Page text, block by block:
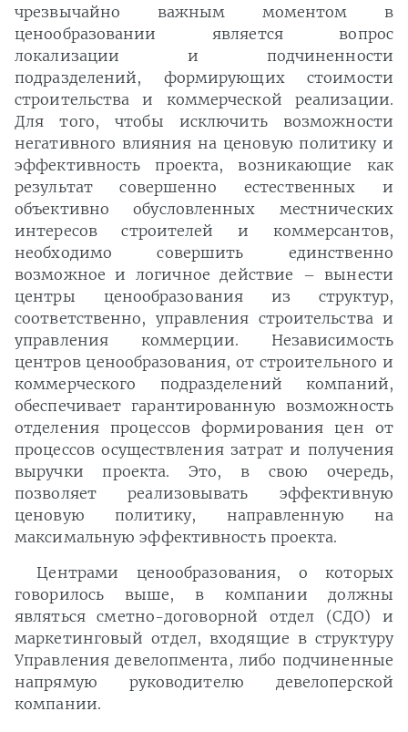
чрезвычайно важным моментом в
ценообразовании является вопрос
локализации и подчиненности
подразделений, формирующих стоимости
строительства и коммерческой реализации.
Для того, чтобы исключить возможности
негативного влияния на ценовую политику и
эффективность проекта, возникающие как
результат совершенно естественных и
объективно обусловленных местнических
интересов строителей и коммерсантов,
необходимо совершить единственно
возможное и логичное действие – вынести
центры ценообразования из структур,
соответственно, управления строительства и
управления коммерции. Независимость
центров ценообразования, от строительного и
коммерческого подразделений компаний,
обеспечивает гарантированную возможность
отделения процессов формирования цен от
процессов осуществления затрат и получения
выручки проекта. Это, в свою очередь,
позволяет реализовывать эффективную
ценовую политику, направленную на
максимальную эффективность проекта.
Центрами ценообразования, о которых
говорилось выше, в компании должны
являться сметно-договорной отдел (СДО) и
маркетинговый отдел, входящие в структуру
Управления девелопмента, либо подчиненные
напрямую руководителю девелоперской
компании.